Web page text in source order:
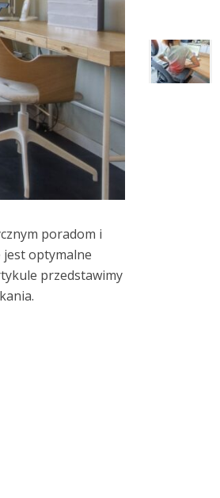
poradom i
jest optymalne
przedstawimy